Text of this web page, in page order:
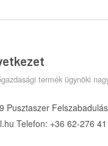
termék ügynöki
Pusztaszer
Telefon: +36 62-276